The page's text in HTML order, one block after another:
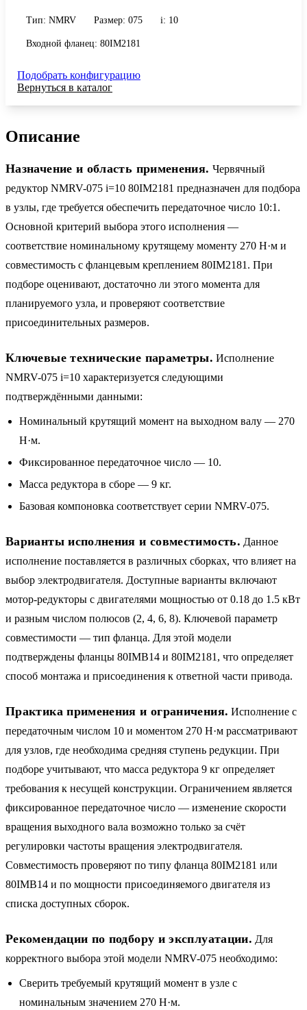
Тип: NMRV Размер: 075 i: 10
Входной фланец: 80IM2181
Подобрать конфигурацию
Вернуться в каталог
Описание
Назначение и область применения. Червячный
редуктор NMRV-075 i=10 80IM2181 предназначен для подбора
в узлы, где требуется обеспечить передаточное число 10:1.
Основной критерий выбора этого исполнения —
соответствие номинальному крутящему моменту 270 Н·м и
совместимость с фланцевым креплением 80IM2181. При
подборе оценивают, достаточно ли этого момента для
планируемого узла, и проверяют соответствие
присоединительных размеров.
Ключевые технические параметры. Исполнение
NMRV-075 i=10 характеризуется следующими
подтверждёнными данными:
Номинальный крутящий момент на выходном валу — 270
Н·м.
Фиксированное передаточное число — 10.
Масса редуктора в сборе — 9 кг.
Базовая компоновка соответствует серии NMRV-075.
Варианты исполнения и совместимость. Данное
исполнение поставляется в различных сборках, что влияет на
выбор электродвигателя. Доступные варианты включают
мотор-редукторы с двигателями мощностью от 0.18 до 1.5 кВт
и разным числом полюсов (2, 4, 6, 8). Ключевой параметр
совместимости — тип фланца. Для этой модели
подтверждены фланцы 80IMB14 и 80IM2181, что определяет
способ монтажа и присоединения к ответной части привода.
Практика применения и ограничения. Исполнение с
передаточным числом 10 и моментом 270 Н·м рассматривают
для узлов, где необходима средняя ступень редукции. При
подборе учитывают, что масса редуктора 9 кг определяет
требования к несущей конструкции. Ограничением является
фиксированное передаточное число — изменение скорости
вращения выходного вала возможно только за счёт
регулировки частоты вращения электродвигателя.
Совместимость проверяют по типу фланца 80IM2181 или
80IMB14 и по мощности присоединяемого двигателя из
списка доступных сборок.
Рекомендации по подбору и эксплуатации. Для
корректного выбора этой модели NMRV-075 необходимо:
Сверить требуемый крутящий момент в узле с
номинальным значением 270 Н·м.